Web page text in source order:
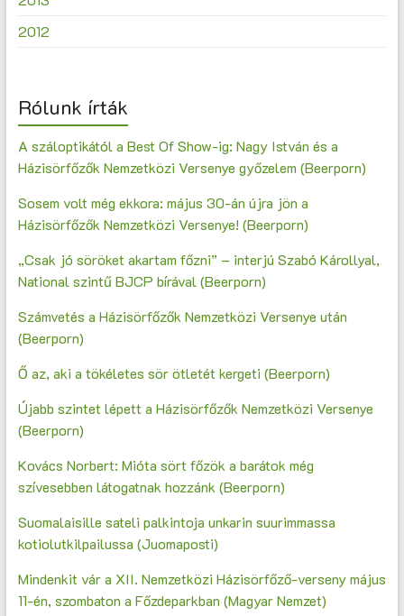
2012
Rólunk írták
A száloptikától a Best Of Show-ig: Nagy István és a
Házisörfőzők Nemzetközi Versenye győzelem (Beerporn)
Sosem volt még ekkora: május 30-án újra jön a
Házisörfőzők Nemzetközi Versenye! (Beerporn)
„Csak jó söröket akartam főzni” – interjú Szabó Károllyal,
National szintű BJCP bírával (Beerporn)
Számvetés a Házisörfőzők Nemzetközi Versenye után
(Beerporn)
Ő az, aki a tökéletes sör ötletét kergeti (Beerporn)
Újabb szintet lépett a Házisörfőzők Nemzetközi Versenye
(Beerporn)
Kovács Norbert: Mióta sört főzök a barátok még
szívesebben látogatnak hozzánk (Beerporn)
Suomalaisille sateli palkintoja unkarin suurimmassa
kotiolutkilpailussa (Juomaposti)
Mindenkit vár a XII. Nemzetközi Házisörfőző-verseny május
11-én, szombaton a Főzdeparkban (Magyar Nemzet)